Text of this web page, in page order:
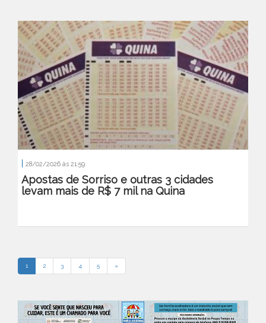
28/02/2026 às 21:59
Apostas de Sorriso e outras 3 cidades
levam mais de R$ 7 mil na Quina
1 2 3 4 5 »